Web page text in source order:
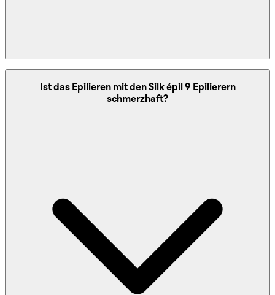
Die Silk épil 9 Epilierer sind für die Verwendung an
verschiedenen Körperbereichen konzipiert und können an
Beinen, Armen, Achselhöhlen, Bikinizone und sogar im
Ist das Epilieren mit den Silk épil 9 Epilierern
schmerzhaft?